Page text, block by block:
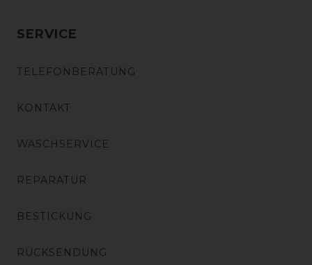
SERVICE
TELEFONBERATUNG
KONTAKT
WASCHSERVICE
REPARATUR
BESTICKUNG
RÜCKSENDUNG